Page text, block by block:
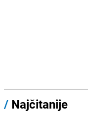
/ Najčitanije